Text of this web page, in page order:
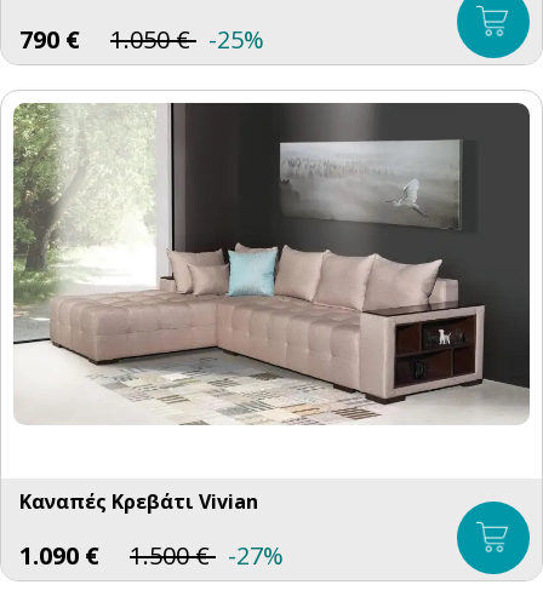
790 € 1.050€ -25%
Καναπές Κρεβάτι Vivian
1.090 € 1.500€ -27%